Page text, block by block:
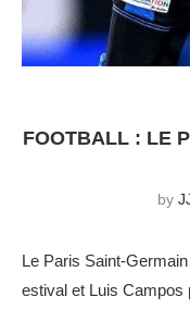
FOOTBALL : LE
by
Le Paris Saint-
estival et Luis Campos